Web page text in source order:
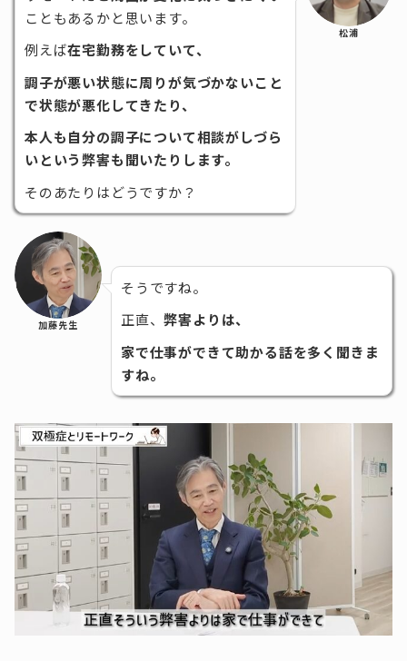
こともあるかと思います。
例えば在宅勤務をしていて、
調子が悪い状態に周りが気づかないこと
で状態が悪化してきたり、
本人も自分の調子について相談がしづら
いという弊害も聞いたりします。
そのあたりはどうですか？
松浦
加藤先生
そうですね。
正直、弊害よりは、
家で仕事ができて助かる話を多く聞きま
すね。